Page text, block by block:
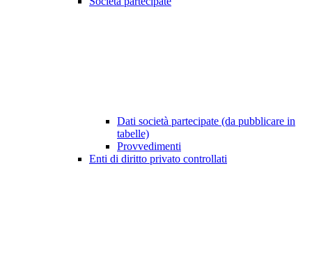
Dati società partecipate (da pubblicare in
tabelle)
Provvedimenti
Enti di diritto privato controllati